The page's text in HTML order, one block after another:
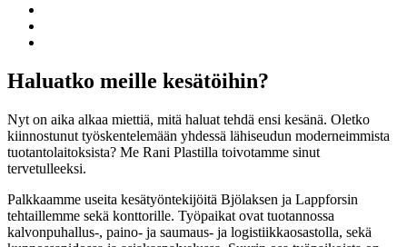
artikkeli
Haluatko meille kesätöihin?
Nyt on aika alkaa miettiä, mitä haluat tehdä ensi kesänä. Oletko
kiinnostunut työskentelemään yhdessä lähiseudun moderneimmista
tuotantolaitoksista? Me Rani Plastilla toivotamme sinut
tervetulleeksi.
Palkkaamme useita kesätyöntekijöitä Bjölaksen ja Lappforsin
tehtaillemme sekä konttorille. Työpaikat ovat tuotannossa
kalvonpuhallus-, paino- ja saumaus- ja logistiikkaosastolla, sekä